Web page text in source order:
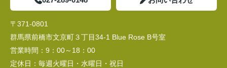
〒371-0801
群馬県前橋市文京町３丁目34‐1 Blue Rose B号室
営業時間： 9：00～18：00
定休日： 毎週火曜日・水曜日・祝日